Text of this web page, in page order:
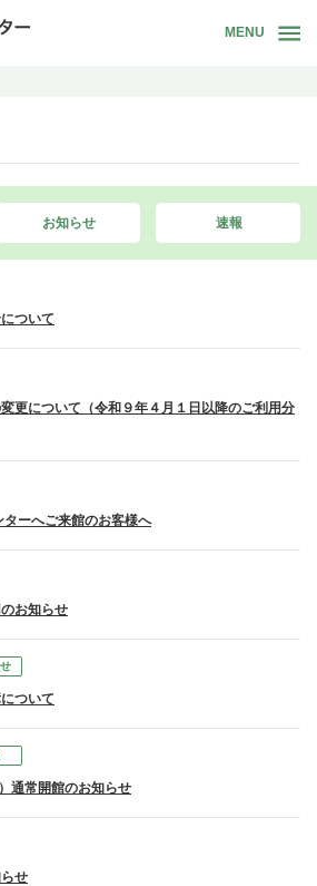
MENU
お知らせ 速報
ついて
更について（令和９年４月１日以降のご利用分
ーへご来館のお客様へ
お知らせ
ついて
通常開館のお知らせ
せ